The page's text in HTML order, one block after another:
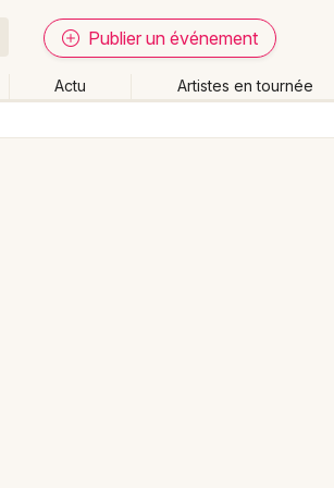
Publier un événement
Actu Artistes en tournée